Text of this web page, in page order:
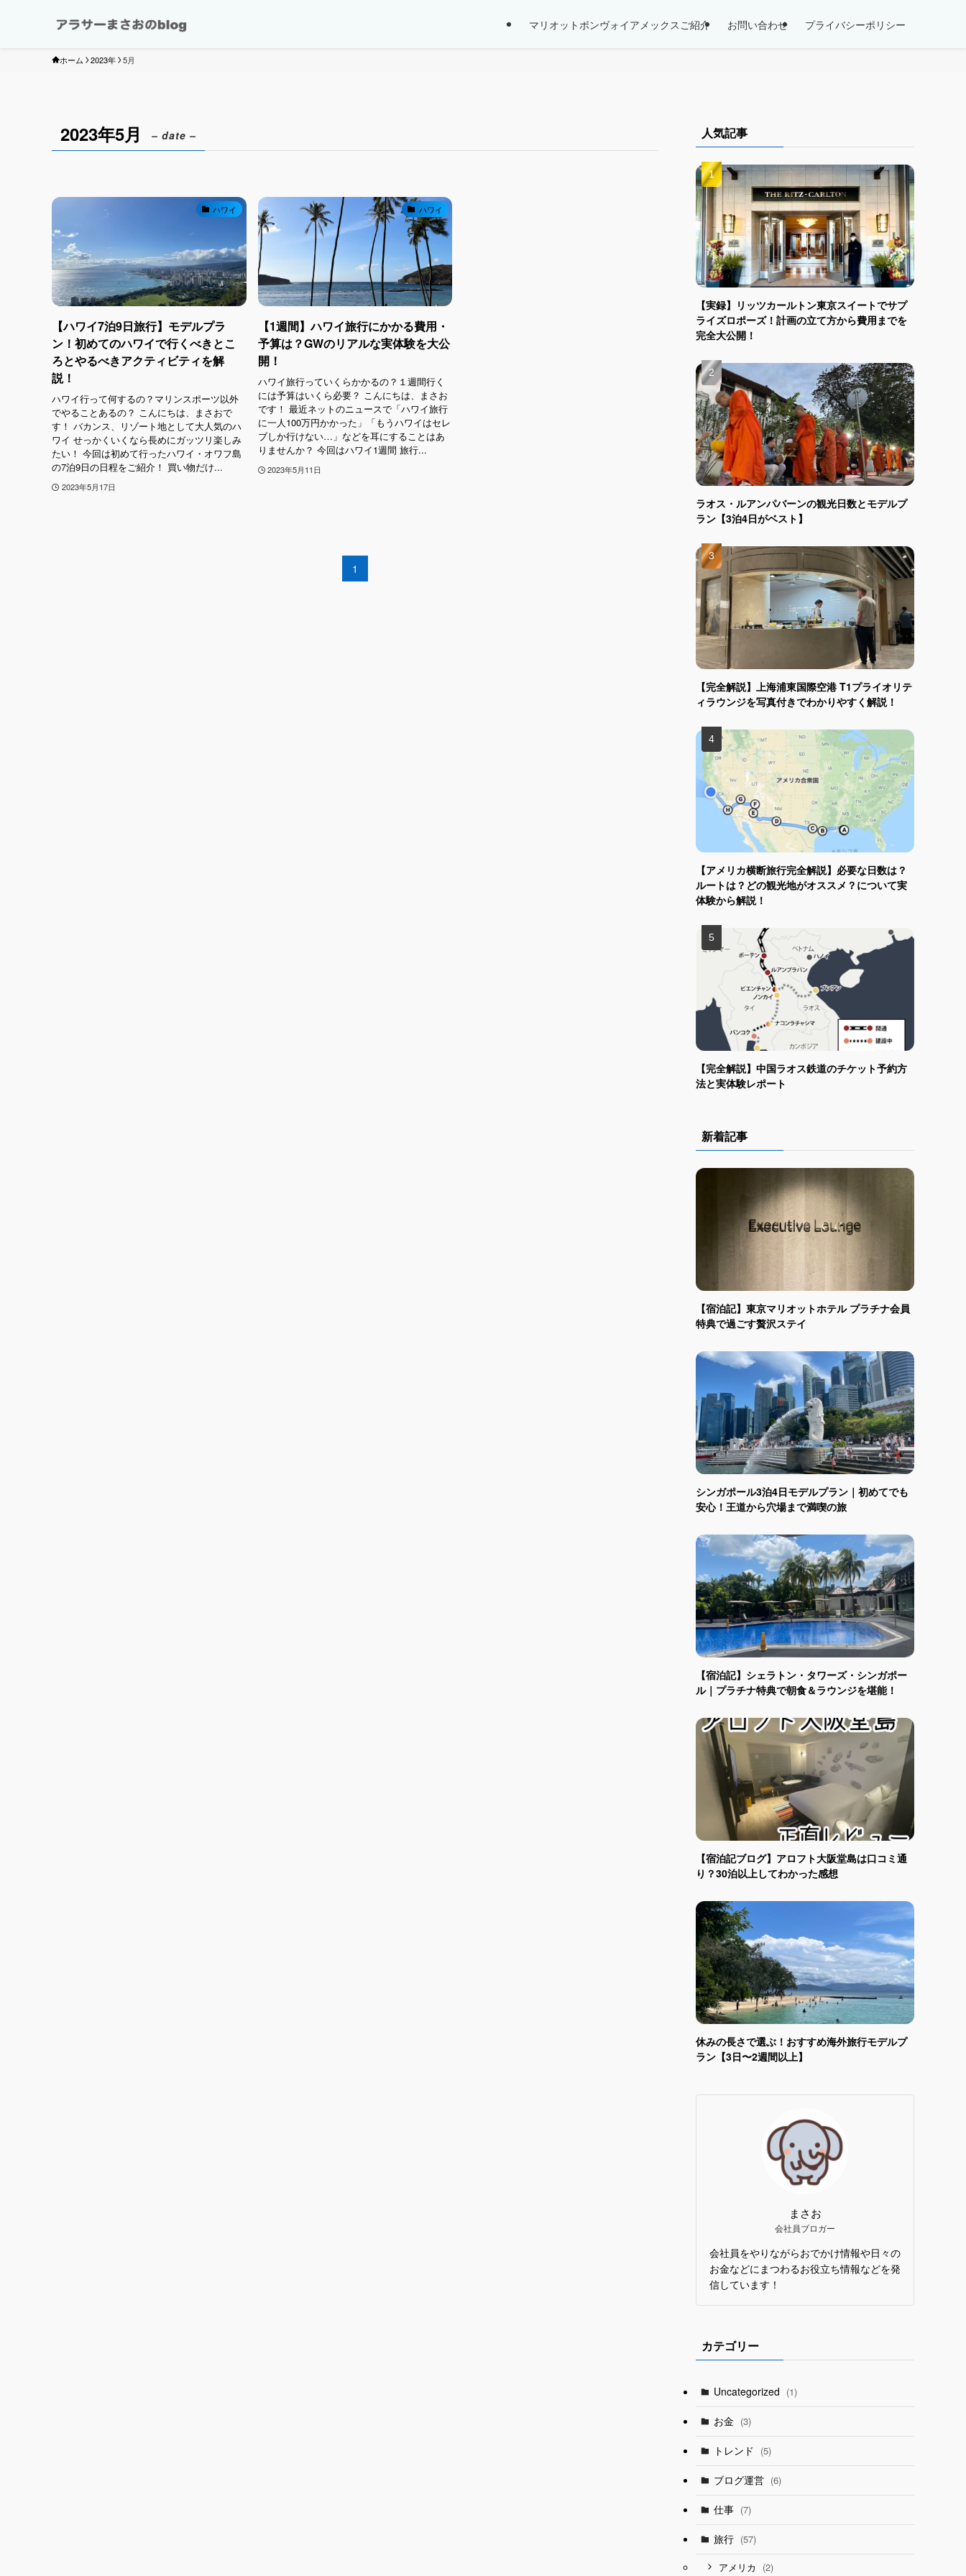
マリオットボンヴォイアメックスご紹介 お問い合わせ プライバシーポリシー
ホーム 2023年 5月
2023年5月 – date –
ハワイ
【ハワイ7泊9日旅行】モデルプラ
ン！初めてのハワイで行くべきとこ
ろとやるべきアクティビティを解
説！
ハワイ行って何するの？マリンスポーツ以外
でやることあるの？ こんにちは、まさおで
す！ バカンス、リゾート地として大人気のハ
ワイ せっかくいくなら長めにガッツリ楽しみ
たい！ 今回は初めて行ったハワイ・オワフ島
の7泊9日の日程をご紹介！ 買い物だけ...
2023年5月17日
ハワイ
【1週間】ハワイ旅行にかかる費用・
予算は？GWのリアルな実体験を大公
開！
ハワイ旅行っていくらかかるの？１週間行く
には予算はいくら必要？ こんにちは、まさお
です！ 最近ネットのニュースで「ハワイ旅行
に一人100万円かかった」「もうハワイはセレ
ブしか行けない…」などを耳にすることはあ
りませんか？ 今回はハワイ1週間 旅行...
2023年5月11日
1
人気記事
【実録】リッツカールトン東京スイートでサプ
ライズロポーズ！計画の立て方から費用までを
完全大公開！
ラオス・ルアンパバーンの観光日数とモデルプ
ラン【3泊4日がベスト】
【完全解説】上海浦東国際空港 T1プライオリテ
ィラウンジを写真付きでわかりやすく解説！
【アメリカ横断旅行完全解説】必要な日数は？
ルートは？どの観光地がオススメ？について実
体験から解説！
【完全解説】中国ラオス鉄道のチケット予約方
法と実体験レポート
新着記事
【宿泊記】東京マリオットホテル プラチナ会員
特典で過ごす贅沢ステイ
シンガポール3泊4日モデルプラン｜初めてでも
安心！王道から穴場まで満喫の旅
【宿泊記】シェラトン・タワーズ・シンガポー
ル｜プラチナ特典で朝食＆ラウンジを堪能！
【宿泊記ブログ】アロフト大阪堂島は口コミ通
り？30泊以上してわかった感想
休みの長さで選ぶ！おすすめ海外旅行モデルプ
ラン【3日〜2週間以上】
まさお
会社員ブロガー
会社員をやりながらおでかけ情報や日々の
お金などにまつわるお役立ち情報などを発
信しています！
カテゴリー
Uncategorized (1)
お金 (3)
トレンド (5)
ブログ運営 (6)
仕事 (7)
旅行 (57)
アメリカ (2)